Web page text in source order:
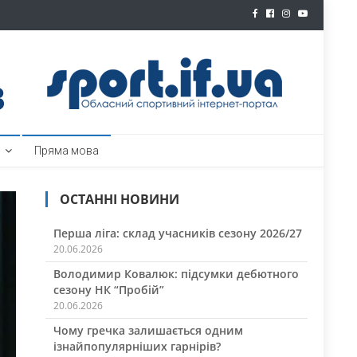
Пряма мова
ОСТАННІ НОВИНИ
Перша ліга: склад учасників сезону 2026/27
20.06.2026
Володимир Ковалюк: підсумки дебютного
сезону НК “Пробій”
20.06.2026
Чому гречка залишається одним
ізнайпопулярніших гарнірів?